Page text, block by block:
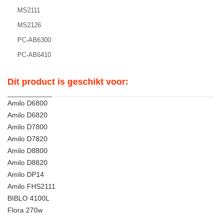
MS2111
MS2126
PC-AB6300
PC-AB6410
Dit product is geschikt voor:
Amilo D6800
Amilo D6820
Amilo D7800
Amilo D7820
Amilo D8800
Amilo D8820
Amilo DP14
Amilo FHS2111
BIBLO 4100L
Flora 270w